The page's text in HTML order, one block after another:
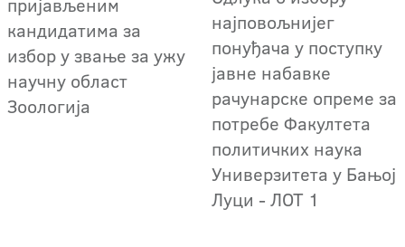
кандидатима за
избор у звање за ужу
научну област
Зоологија
најповољнијег
понуђача у поступку
јавне набавке
рачунарске опреме за
потребе Факултета
политичких наука
Универзитета у Бањој
Луци - ЛОТ 1